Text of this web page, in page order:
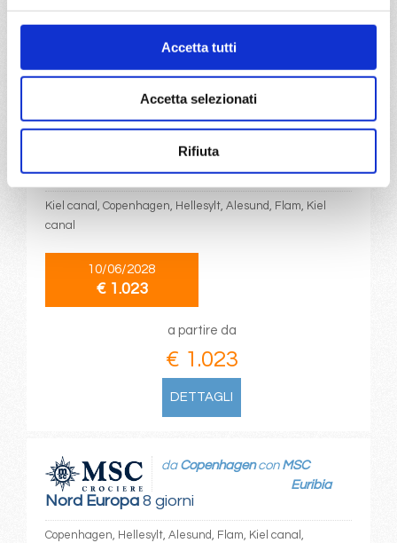
Accetta tutti
Accetta selezionati
Rifiuta
€ 1.023
DETTAGLI
Nord Europa8 giorni
Kiel canal, Copenhagen, Hellesylt, Alesund, Flam, Kiel
canal
10/06/2028
€ 1.023
a partire da
€ 1.023
DETTAGLI
Nord Europa8 giorni
da Copenhagencon MSC
Euribia
Copenhagen, Hellesylt, Alesund, Flam, Kiel canal,